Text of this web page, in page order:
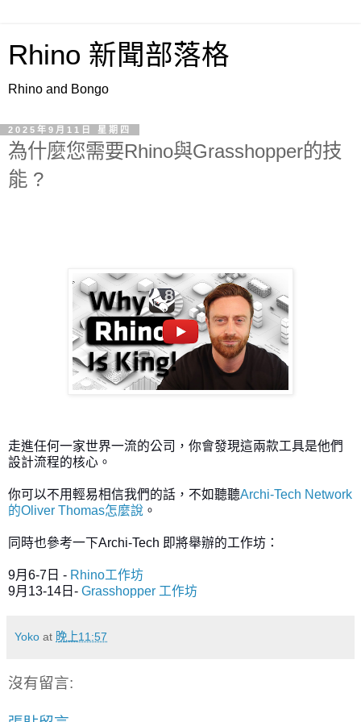
Rhino 新聞部落格
Rhino and Bongo
2025年9月11日 星期四
為什麼您需要Rhino與Grasshopper的技
能 ?
走進任何一家世界一流的公司，你會發現這兩款工具是他們
設計流程的核心。
你可以不用輕易相信我們的話，不如聽聽Archi-Tech Network
的Oliver Thomas怎麼說 。
同時也參考一下Archi-Tech 即將舉辦的工作坊：
9月6-7日 - Rhino工作坊
9月13-14日- Grasshopper 工作坊
Yoko at 晚上11:57
沒有留言: